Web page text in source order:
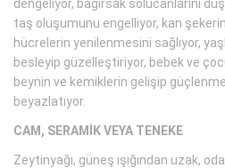
dengeliyor, bağırsak solucanlarını
taş oluşumunu engelliyor, kan
hücrelerin yenilenmesini sağlıyor,
besleyip güzelleştiriyor, bebek ve
beynin ve kemiklerin gelişip
beyazlatıyor.
CAM, SERAMİK VEYA TENEKE
Zeytinyağı, güneş ışığından uzak,